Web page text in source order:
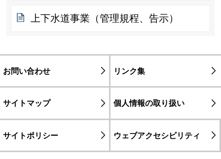
上下水道事業（管理規程、告示）
お問い合わせ リンク集
サイトマップ 個人情報の取り扱い
サイトポリシー ウェブアクセシビリティ